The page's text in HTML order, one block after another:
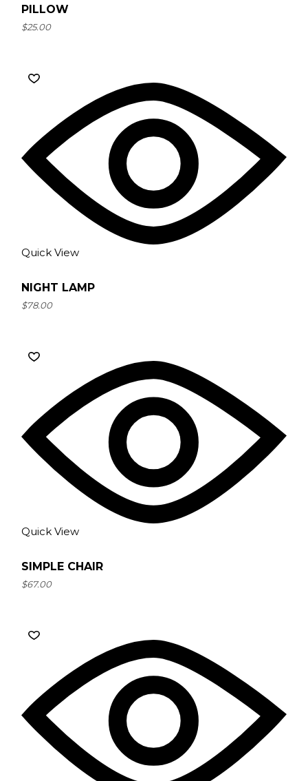
PILLOW
$25.00
Quick View
NIGHT LAMP
$78.00
Quick View
SIMPLE CHAIR
$67.00